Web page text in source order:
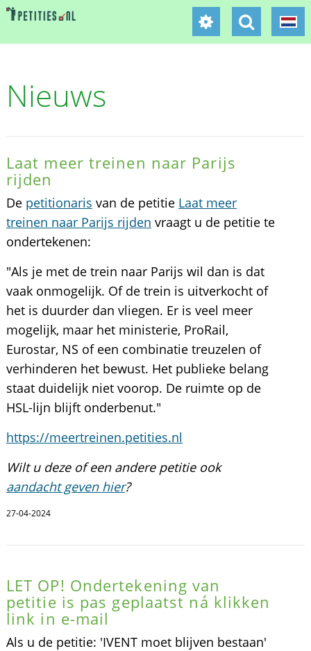
Nieuws
Laat meer treinen naar Parijs
rijden
De petitionaris van de petitie Laat meer
treinen naar Parijs rijden vraagt u de petitie te
ondertekenen:
"Als je met de trein naar Parijs wil dan is dat
vaak onmogelijk. Of de trein is uitverkocht of
het is duurder dan vliegen. Er is veel meer
mogelijk, maar het ministerie, ProRail,
Eurostar, NS of een combinatie treuzelen of
verhinderen het bewust. Het publieke belang
staat duidelijk niet voorop. De ruimte op de
HSL-lijn blijft onderbenut."
https://meertreinen.petities.nl
Wilt u deze of een andere petitie ook
aandacht geven hier?
27-04-2024
LET OP! Ondertekening van
petitie is pas geplaatst ná klikken
link in e-mail
Als u de petitie: 'IVENT moet blijven bestaan'